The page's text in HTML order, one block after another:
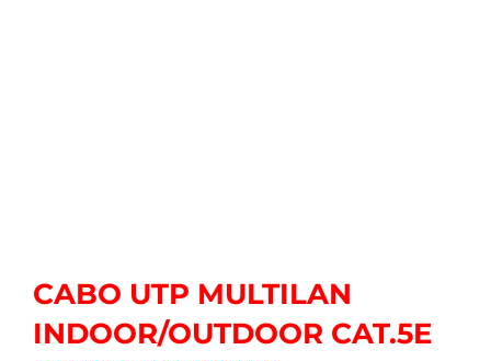
CABO UTP MULTILAN
INDOOR/OUTDOOR CAT.5E